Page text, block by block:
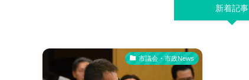
新着記事
市議会・市政News